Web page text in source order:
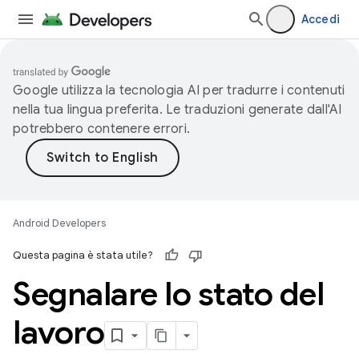
Accedi
Google utilizza la tecnologia AI per tradurre i contenuti
nella tua lingua preferita. Le traduzioni generate dall'AI
potrebbero contenere errori.
Android Developers
Questa pagina è stata utile?
Segnalare lo stato del
lavoro